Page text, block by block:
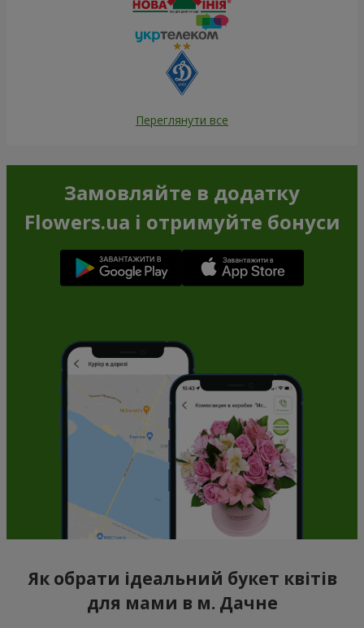
Переглянути все
Замовляйте в додатку
Flowers.ua і отримуйте бонуси
Як обрати ідеальний букет квітів
для мами в м. Дачне